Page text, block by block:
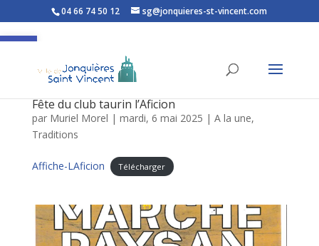
Ouvrir la barre d’outils
04 66 74 50 12 sg@jonquieres-st-vincent.com
Fête du club taurin l’Aficion
par Muriel Morel | mardi, 6 mai 2025 | A la une,
Traditions
Affiche-LAficion Télécharger